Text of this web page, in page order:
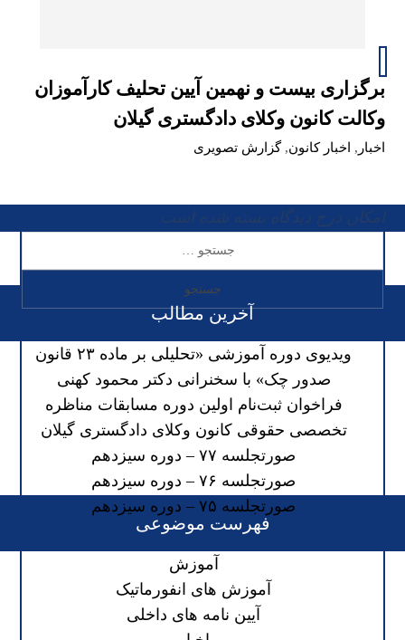
برگزاری بیست و نهمین آیین تحلیف کارآموزان
وکالت کانون وکلای دادگستری گیلان
اخبار , اخبار کانون,گزارش تصویری
آخرین مطالب
ویدیوی دوره آموزشی «تحلیلی بر ماده ۲۳ قانون
صدور چک» با سخنرانی دکتر محمود کهنی
فراخوان ثبت‌نام اولین دوره مسابقات مناظره
تخصصی حقوقی کانون وکلای دادگستری گیلان
صورتجلسه ۷۷ – دوره سیزدهم
صورتجلسه ۷۶ – دوره سیزدهم
صورتجلسه ۷۵ – دوره سیزدهم
فهرست موضوعی
آموزش
آموزش های انفورماتیک
آیین نامه های داخلی